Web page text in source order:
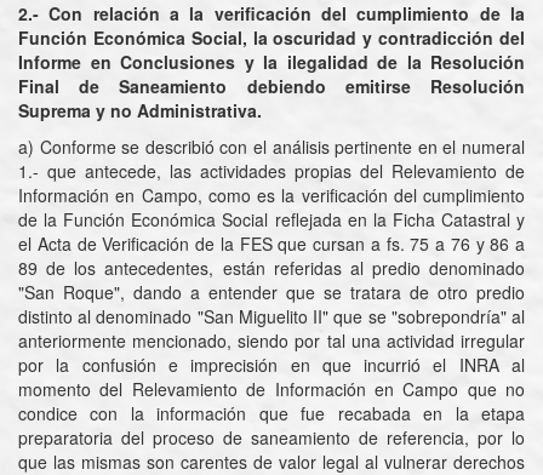
2.- Con relación a la verificación del cumplimiento de la
Función Económica Social, la oscuridad y contradicción del
Informe en Conclusiones y la ilegalidad de la Resolución
Final de Saneamiento debiendo emitirse Resolución
Suprema y no Administrativa.
a) Conforme se describió con el análisis pertinente en el numeral
1.- que antecede, las actividades propias del Relevamiento de
Información en Campo, como es la verificación del cumplimiento
de la Función Económica Social reflejada en la Ficha Catastral y
el Acta de Verificación de la FES que cursan a fs. 75 a 76 y 86 a
89 de los antecedentes, están referidas al predio denominado
"San Roque", dando a entender que se tratara de otro predio
distinto al denominado "San Miguelito II" que se "sobrepondría" al
anteriormente mencionado, siendo por tal una actividad irregular
por la confusión e imprecisión en que incurrió el INRA al
momento del Relevamiento de Información en Campo que no
condice con la información que fue recabada en la etapa
preparatoria del proceso de saneamiento de referencia, por lo
que las mismas son carentes de valor legal al vulnerar derechos